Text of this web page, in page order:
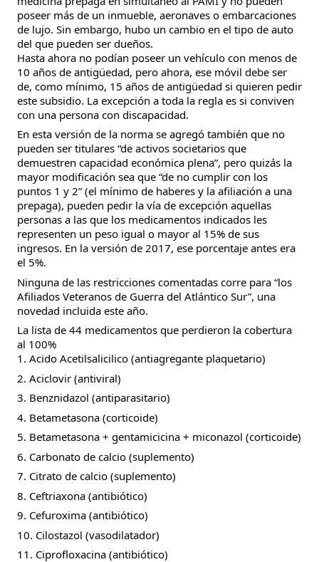
poseer más de un inmueble, aeronaves o embarcaciones
de lujo. Sin embargo, hubo un cambio en el tipo de auto
del que pueden ser dueños.
Hasta ahora no podían poseer un vehículo con menos de
10 años de antigüedad, pero ahora, ese móvil debe ser
de, como mínimo, 15 años de antigüedad si quieren pedir
este subsidio. La excepción a toda la regla es si conviven
con una persona con discapacidad.
En esta versión de la norma se agregó también que no
pueden ser titulares “de activos societarios que
demuestren capacidad económica plena”, pero quizás la
mayor modificación sea que “de no cumplir con los
puntos 1 y 2” (el mínimo de haberes y la afiliación a una
prepaga), pueden pedir la vía de excepción aquellas
personas a las que los medicamentos indicados les
representen un peso igual o mayor al 15% de sus
ingresos. En la versión de 2017, ese porcentaje antes era
el 5%.
Ninguna de las restricciones comentadas corre para “los
Afiliados Veteranos de Guerra del Atlántico Sur”, una
novedad incluida este año.
La lista de 44 medicamentos que perdieron la cobertura
al 100%
1. Acido Acetilsalicilico (antiagregante plaquetario)
2. Aciclovir (antiviral)
3. Benznidazol (antiparasitario)
4. Betametasona (corticoide)
5. Betametasona + gentamicicina + miconazol (corticoide)
6. Carbonato de calcio (suplemento)
7. Citrato de calcio (suplemento)
8. Ceftriaxona (antibiótico)
9. Cefuroxima (antibiótico)
10. Cilostazol (vasodilatador)
11. Ciprofloxacina (antibiótico)